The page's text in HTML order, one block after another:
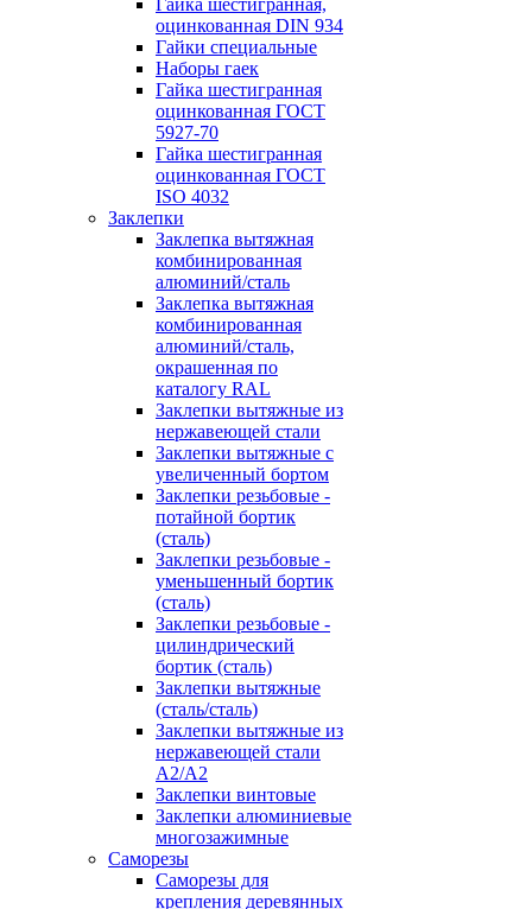
Гайка шестигранная,
оцинкованная DIN 934
Гайки специальные
Наборы гаек
Гайка шестигранная
оцинкованная ГОСТ
5927-70
Гайка шестигранная
оцинкованная ГОСТ
ISO 4032
Заклепки
Заклепка вытяжная
комбинированная
алюминий/сталь
Заклепка вытяжная
комбинированная
алюминий/сталь,
окрашенная по
каталогу RAL
Заклепки вытяжные из
нержавеющей стали
Заклепки вытяжные с
увеличенный бортом
Заклепки резьбовые -
потайной бортик
(сталь)
Заклепки резьбовые -
уменьшенный бортик
(сталь)
Заклепки резьбовые -
цилиндрический
бортик (сталь)
Заклепки вытяжные
(сталь/сталь)
Заклепки вытяжные из
нержавеющей стали
А2/А2
Заклепки винтовые
Заклепки алюминиевые
многозажимные
Саморезы
Саморезы для
крепления деревянных